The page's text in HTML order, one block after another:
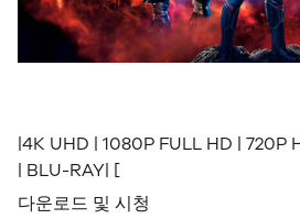
|4K UHD | 1080P FULL HD | 720P
| BLU-RAY| [
다운로드 및 시청